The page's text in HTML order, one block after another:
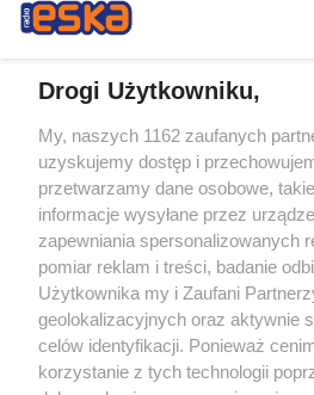
Drogi Użytkowniku,
My, naszych 1162 zaufanych
uzyskujemy dostęp i
przetwarzamy dane osobowe,
informacje wysyłane przez
zapewniania spersonalizowanych
pomiar reklam i treści, badanie
Użytkownika my i Zaufani
geolokalizacyjnych oraz aktywnie
celów identyfikacji. Ponieważ
korzystanie z tych technologii